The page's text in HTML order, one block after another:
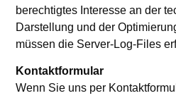
berechtigtes Interesse an der
Darstellung und der
müssen die Server-Log-Files
Kontaktformular
Wenn Sie uns per